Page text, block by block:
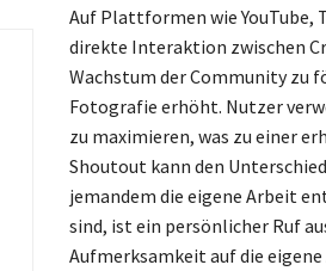
Auf Plattformen wie
direkte Interaktion zwischen
Wachstum der Community zu
Fotografie erhöht. Nutzer
zu maximieren, was zu einer
Shoutout kann den
jemandem die eigene Arbeit
sind, ist ein persönlicher Ruf
Aufmerksamkeit auf die